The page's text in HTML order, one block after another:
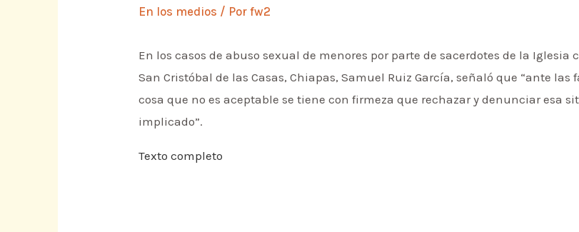
En los medios / Porfw2
En los casos de abuso sexual de menores por parte de sacerdotes de la
San Cristóbal de las Casas, Chiapas, Samuel Ruiz García, señaló que “ante
cosa que no es aceptable se tiene con firmeza que rechazar y denunciar esa
implicado”.
Texto completo